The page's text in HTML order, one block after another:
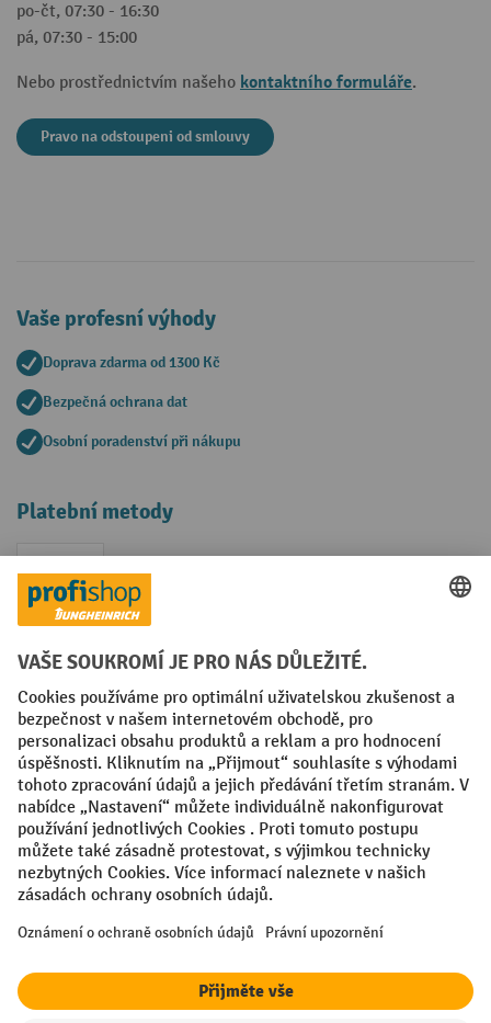
po-čt, 07:30 - 16:30
pá, 07:30 - 15:00
Nebo prostřednictvím našeho kontaktního formuláře.
Pravo na odstoupeni od smlouvy
Vaše profesní výhody
Doprava zdarma od 1300 Kč
Bezpečná ochrana dat
Osobní poradenství při nákupu
Platební metody
Faktura
Sociální sítě
Facebook
YouTubeLinkedIn
VODP Otisk
Prohlášení o ochraně osobních údajů
Nastavení ochrany osobních údajů
All prices excl. VAT plusshipping costsand possible delivery charges,
¹ Sleva platí do vyprodání zásob. Sleva se nevztahuje na akční ceny.